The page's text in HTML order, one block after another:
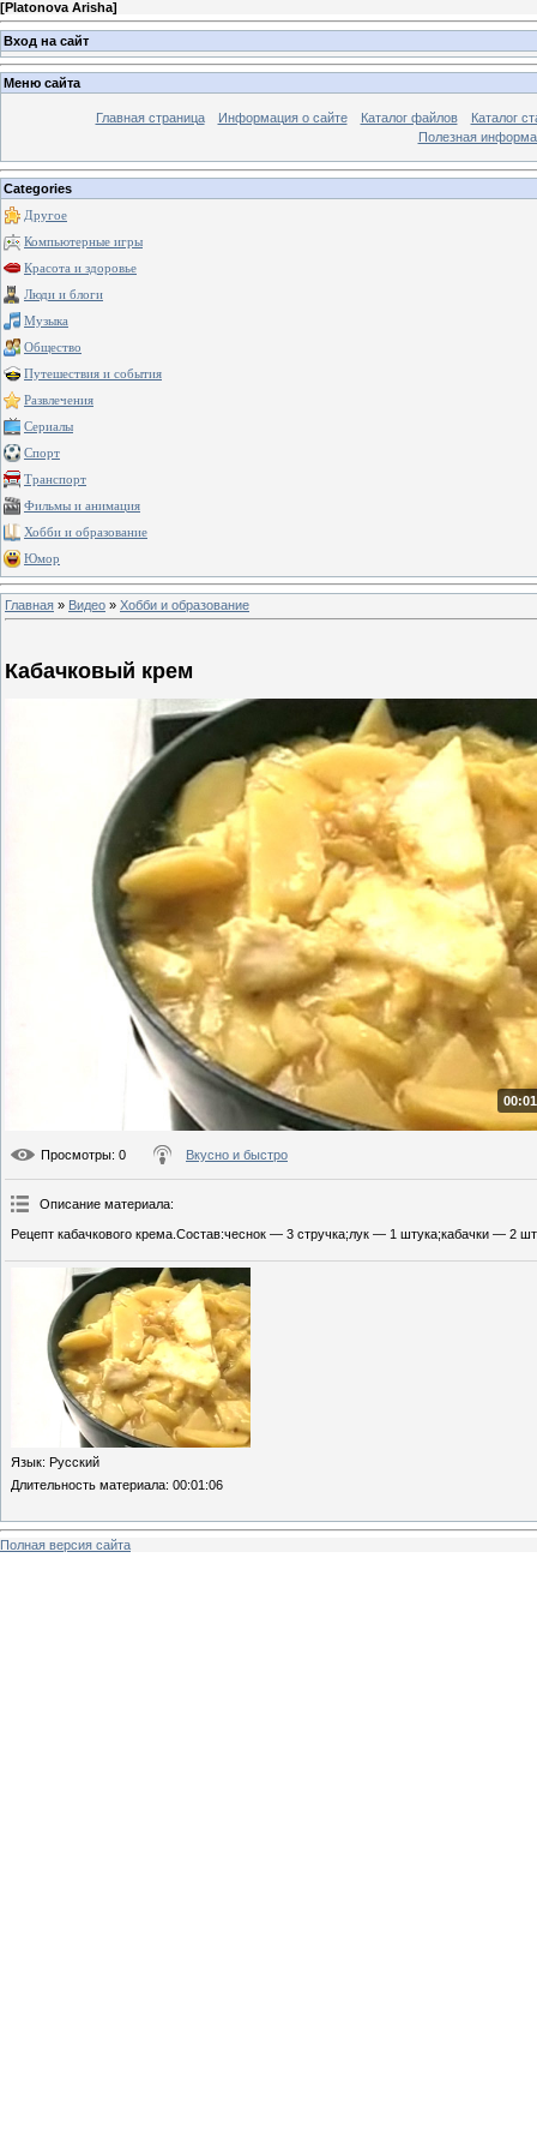
[Platonova Arisha]
Вход на сайт
Меню сайта
Главная страница Информация о сайте Каталог файлов
Каталог
Полезная
Categories
Другое
Компьютерные игры
Красота и здоровье
Люди и блоги
Музыка
Общество
Путешествия и события
Развлечения
Сериалы
Спорт
Транспорт
Фильмы и анимация
Хобби и образование
Юмор
Главная » Видео » Хобби и образование
Кабачковый крем
Просмотры: 0 Вкусно и быстро
Описание материала:
Рецепт кабачкового крема.Состав:чеснок — 3 стручка;лук — 1 штука;кабачки —
Язык: Русский
Длительность материала: 00:01:06
Полная версия сайта